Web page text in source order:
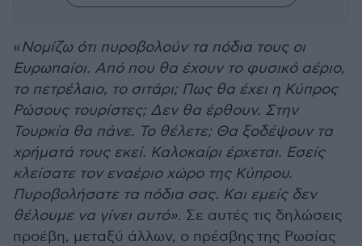
«Νομίζω ότι πυροβολούν τα πόδια τους οι
Ευρωπαίοι. Από που θα έχουν το φυσικό αέριο,
το πετρέλαιο, το σιτάρι; Πως θα έχει η Κύπρος
Ρώσους τουρίστες; Δεν θα έρθουν. Στην
Τουρκία θα πάνε. Το θέλετε; Θα ξοδέψουν τα
χρήματά τους εκεί. Καλοκαίρι έρχεται. Εσείς
κλείσατε τον εναέριο χώρο της Κύπρου.
Πυροβολήσατε τα πόδια σας. Και εμείς δεν
θέλουμε να γίνει αυτό». Σε αυτές τις δηλώσεις
προέβη, μεταξύ άλλων, ο πρέσβηςτης Ρωσίας